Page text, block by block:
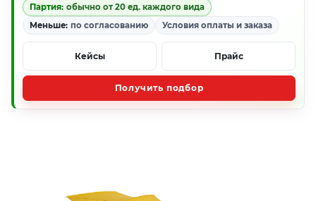
Партия: обычно от 20 ед. каждого вида
Меньше: по согласованию Условия оплаты и заказа
Кейсы Прайс
Получить подбор